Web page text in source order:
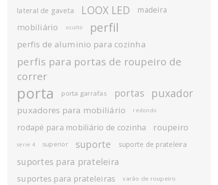
lateral de gaveta LOOX LED madeira
mobiliário oculto perfil
perfis de aluminio para cozinha
perfis para portas de roupeiro de
correr
porta porta garrafas portas puxador
puxadores para mobiliário redondo
rodapé para mobiliário de cozinha roupeiro
serie 4 superior suporte suporte de prateleira
suportes para prateleira
suportes para prateleiras varão de roupeiro